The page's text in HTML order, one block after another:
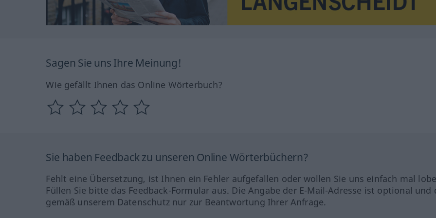
Sagen Sie uns Ihre Meinung!
Wie gefällt Ihnen das Online Wörterbuch?
Sie haben Feedback zu unseren Online Wörterbüchern?
Fehlt eine Übersetzung, ist Ihnen ein Fehler aufgefallen oder wollen Sie uns einfach mal
Füllen Sie bitte das Feedback-Formular aus. Die Angabe der E-Mail-Adresse ist optional und
gemäß unserem Datenschutz nur zur Beantwortung Ihrer Anfrage.